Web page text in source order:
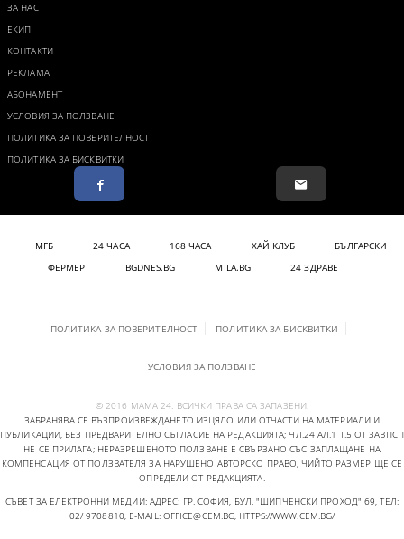
ЗА НАС
ЕКИП
КОНТАКТИ
РЕКЛАМА
АБОНАМЕНТ
УСЛОВИЯ ЗА ПОЛЗВАНЕ
ПОЛИТИКА ЗА ПОВЕРИТЕЛНОСТ
ПОЛИТИКА ЗА БИСКВИТКИ
МГБ 24 ЧАСА 168 ЧАСА ХАЙ КЛУБ
БЪЛГАРСКИ
ФЕРМЕР
BGDNES.BG MILA.BG 24 ЗДРАВЕ
ПОЛИТИКА ЗА ПОВЕРИТЕЛНОСТ ПОЛИТИКА ЗА БИСКВИТКИ
УСЛОВИЯ ЗА ПОЛЗВАНЕ
© 2016 МАМА 24. ВСИЧКИ ПРАВА СА ЗАПАЗЕНИ.
ЗАБРАНЯВА СЕ ВЪЗПРОИЗВЕЖДАНЕТО ИЗЦЯЛО ИЛИ ОТЧАСТИ НА МАТЕРИАЛИ И
ПУБЛИКАЦИИ, БЕЗ ПРЕДВАРИТЕЛНО СЪГЛАСИЕ НА РЕДАКЦИЯТА; ЧЛ.24 АЛ.1 Т.5 ОТ ЗАВПСП
НЕ СЕ ПРИЛАГА; НЕРАЗРЕШЕНОТО ПОЛЗВАНЕ Е СВЪРЗАНО СЪС ЗАПЛАЩАНЕ НА
КОМПЕНСАЦИЯ ОТ ПОЛЗВАТЕЛЯ ЗА НАРУШЕНО АВТОРСКО ПРАВО, ЧИЙТО РАЗМЕР ЩЕ СЕ
ОПРЕДЕЛИ ОТ РЕДАКЦИЯТА.
СЪВЕТ ЗА ЕЛЕКТРОННИ МЕДИИ: АДРЕС: ГР. СОФИЯ, БУЛ. "ШИПЧЕНСКИ ПРОХОД" 69, ТЕЛ:
02/ 9708810, E-MAIL: OFFICE@CEM.BG, HTTPS://WWW.CEM.BG/